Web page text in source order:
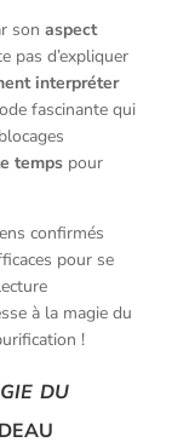
son aspect
pas d’expliquer
interpréter
fascinante qui
tempspour
confirmés
pour se
à la magie du
!
du